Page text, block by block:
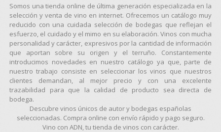
Somos una tienda online de última generación especializada en la
selección y venta de vino en internet. Ofrecemos un catálogo muy
reducido con una cuidada selección de bodegas que reflejan el
esfuerzo, el cuidado y el mimo en su elaboración. Vinos con mucha
personalidad y carácter, expresivos por la cantidad de información
que aportan sobre su origen y el terruño. Constantemente
introducimos novedades en nuestro catálogo ya que, parte de
nuestro trabajo consiste en seleccionar los vinos que nuestros
clientes demandan, al mejor precio y con una excelente
trazabilidad para que la calidad de producto sea directa de
bodega.
Descubre vinos únicos de autor y bodegas españolas
seleccionadas. Compra online con envío rápido y pago seguro.
Vino con ADN, tu tienda de vinos con carácter.